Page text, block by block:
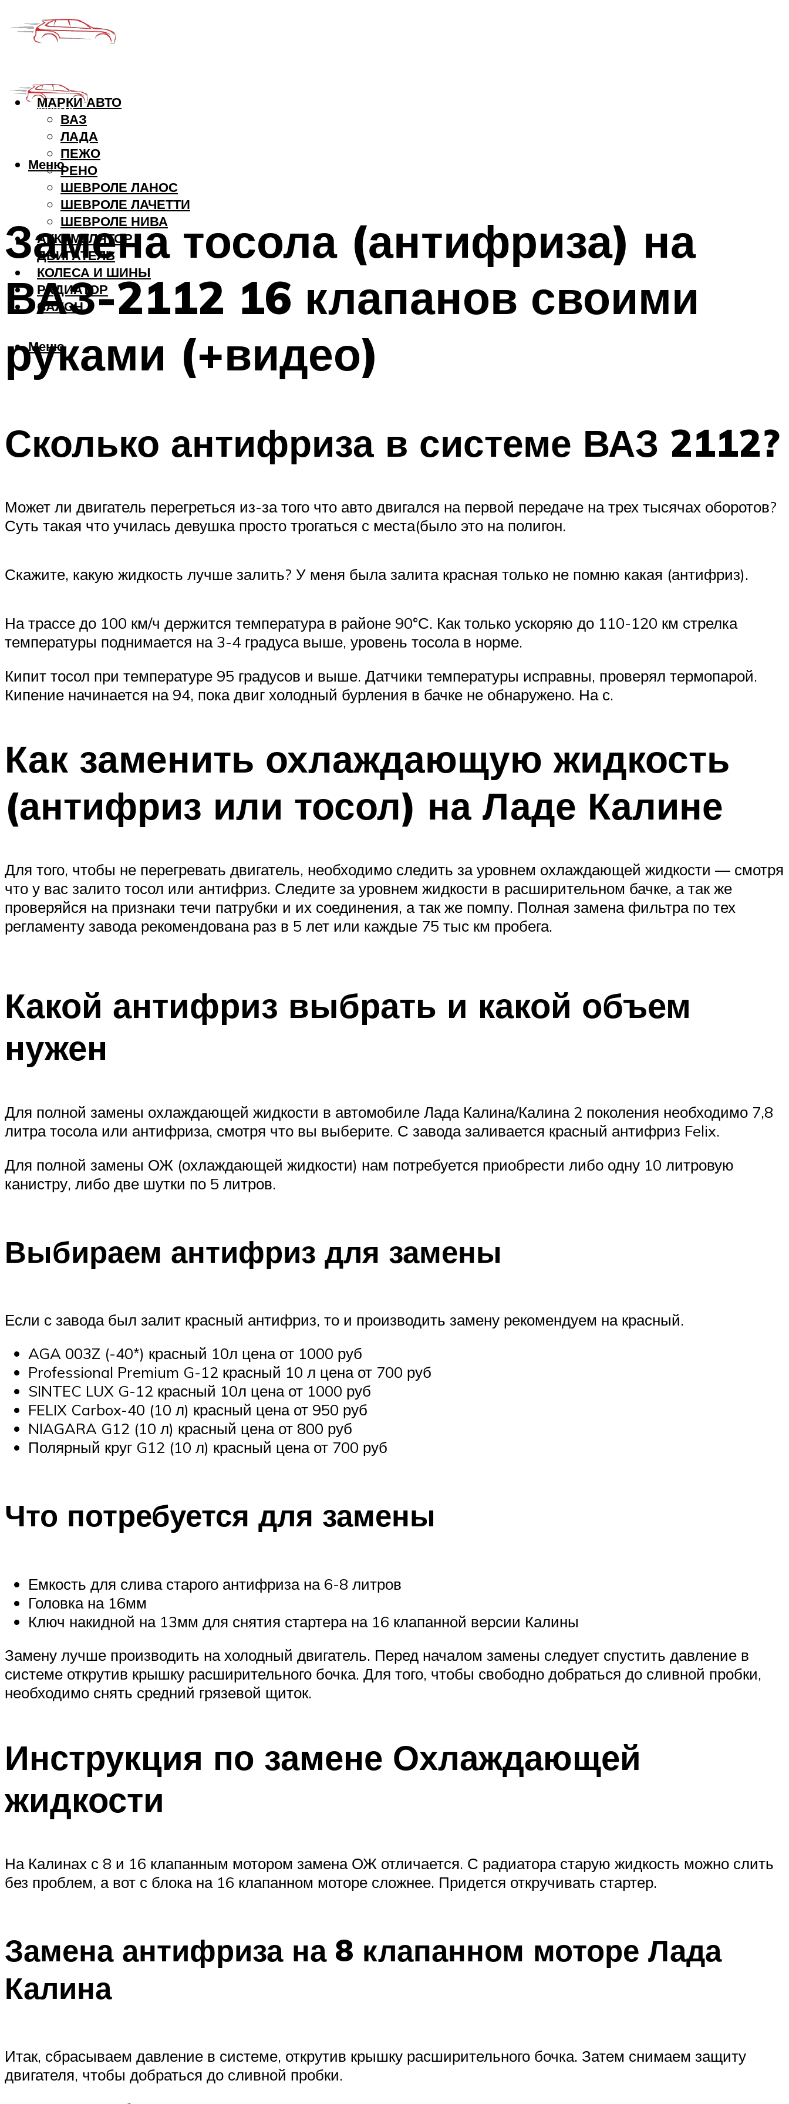
МАРКИ АВТО
ВАЗ
ЛАДА
ПЕЖО
РЕНО
ШЕВРОЛЕ ЛАНОС
ШЕВРОЛЕ ЛАЧЕТТИ
ШЕВРОЛЕ НИВА
АККУМУЛЯТОР
ДВИГАТЕЛЬ
КОЛЕСА И ШИНЫ
РАДИАТОР
САЛОН
Меню
Меню
Замена тосола (антифриза) на
ВАЗ-2112 16 клапанов своими
руками (+видео)
Сколько антифриза в системе ВАЗ 2112?
Может ли двигатель перегреться из-за того что авто двигался на первой передаче на трех тысячах оборотов?
Суть такая что училась девушка просто трогаться с места(было это на полигон.
Скажите, какую жидкость лучше залить? У меня была залита красная только не помню какая (антифриз).
На трассе до 100 км/ч держится температура в районе 90°С. Как только ускоряю до 110-120 км стрелка
температуры поднимается на 3-4 градуса выше, уровень тосола в норме.
Кипит тосол при температуре 95 градусов и выше. Датчики температуры исправны, проверял термопарой.
Кипение начинается на 94, пока двиг холодный бурления в бачке не обнаружено. На с.
Как заменить охлаждающую жидкость
(антифриз или тосол) на Ладе Калине
Для того, чтобы не перегревать двигатель, необходимо следить за уровнем охлаждающей жидкости — смотря
что у вас залито тосол или антифриз. Следите за уровнем жидкости в расширительном бачке, а так же
проверяйся на признаки течи патрубки и их соединения, а так же помпу. Полная замена фильтра по тех
регламенту завода рекомендована раз в 5 лет или каждые 75 тыс км пробега.
Какой антифриз выбрать и какой объем
нужен
Для полной замены охлаждающей жидкости в автомобиле Лада Калина/Калина 2 поколения необходимо 7,8
литра тосола или антифриза, смотря что вы выберите. С завода заливается красный антифриз Felix.
Для полной замены ОЖ (охлаждающей жидкости) нам потребуется приобрести либо одну 10 литровую
канистру, либо две шутки по 5 литров.
Выбираем антифриз для замены
Если с завода был залит красный антифриз, то и производить замену рекомендуем на красный.
AGA 003Z (-40*) красный 10л цена от 1000 руб
Professional Premium G-12 красный 10 л цена от 700 руб
SINTEC LUX G-12 красный 10л цена от 1000 руб
FELIX Carbox-40 (10 л) красный цена от 950 руб
NIAGARA G12 (10 л) красный цена от 800 руб
Полярный круг G12 (10 л) красный цена от 700 руб
Что потребуется для замены
Емкость для слива старого антифриза на 6-8 литров
Головка на 16мм
Ключ накидной на 13мм для снятия стартера на 16 клапанной версии Калины
Замену лучше производить на холодный двигатель. Перед началом замены следует спустить давление в
системе открутив крышку расширительного бочка. Для того, чтобы свободно добраться до сливной пробки,
необходимо снять средний грязевой щиток.
Инструкция по замене Охлаждающей
жидкости
На Калинах с 8 и 16 клапанным мотором замена ОЖ отличается. С радиатора старую жидкость можно слить
без проблем, а вот с блока на 16 клапанном моторе сложнее. Придется откручивать стартер.
Замена антифриза на 8 клапанном моторе Лада
Калина
Итак, сбрасываем давление в системе, открутив крышку расширительного бочка. Затем снимаем защиту
двигателя, чтобы добраться до сливной пробки.